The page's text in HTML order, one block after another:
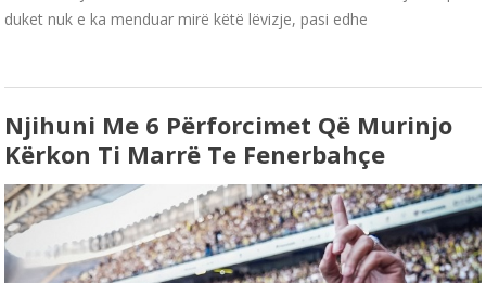
duket nuk e ka menduar mirë këtë lëvizje, pasi edhe
Njihuni Me 6 Përforcimet Që Murinjo
Kërkon Ti Marrë Te Fenerbahçe